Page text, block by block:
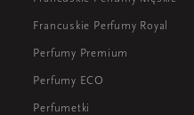
Francuskie Perfumy Royal
Perfumy Premium
Perfumy ECO
Perfumetki